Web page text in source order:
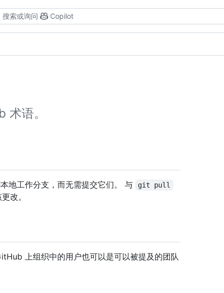
搜索或询问 Copilot
语。
地工作分支，而无需提交它们。 与 git pull
改。
上组织中的用户也可以是可以被提及的团队